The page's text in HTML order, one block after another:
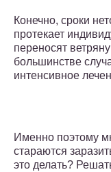
Конечно, сроки
протекает
переносят
большинстве
интенсивное
Именно поэтому
стараются
это делать?